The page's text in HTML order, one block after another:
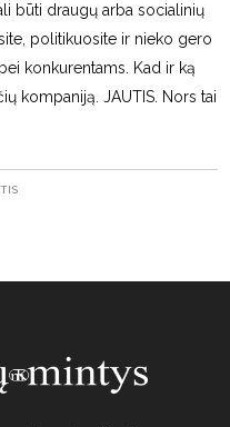
būti draugų arba socialinių
politikuosite ir nieko gero
konkurentams. Kad ir ką
kompaniją. JAUTIS. Nors tai